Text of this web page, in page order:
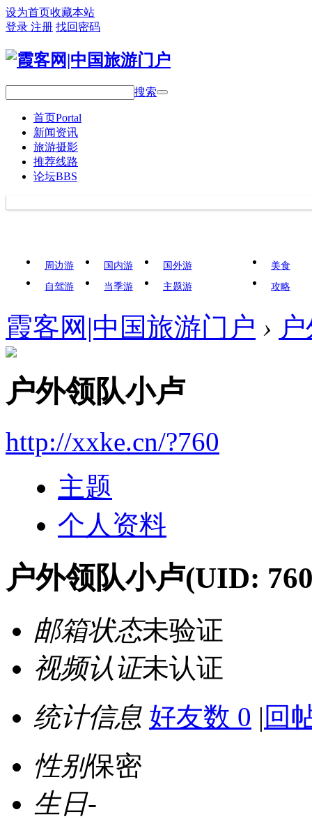
设为首页收藏本站
登录 注册 找回密码
搜索
首页Portal
新闻资讯
旅游摄影
推荐线路
论坛BBS
周边游 国内游
国外游
自驾游
当季游 主题游
美食
攻略
霞客网|中国旅游门户 ›
户外领队小卢
http://xxke.cn/?760
主题
个人资料
户外领队小卢(UID:
邮箱状态未验证
视频认证未认证
统计信息 好友数 0 | 回
性别保密
生日-